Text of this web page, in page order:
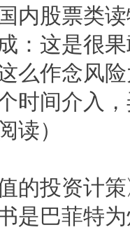
内股票类
：这是很
么作念风
时间介入
读）
的投资计
是巴菲特